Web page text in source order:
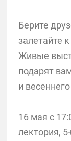
Берите
залетайте
Живые
подарят
и
16 мая с
лектория,